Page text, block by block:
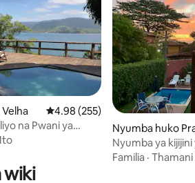
5, tathmini 154Ukadiriaji wa wastani wa 4.98
4.98 (255)
na Pwani ya
Nyumba huko
Nyumba ya
wa Julião
Familia · Thamani
wiki